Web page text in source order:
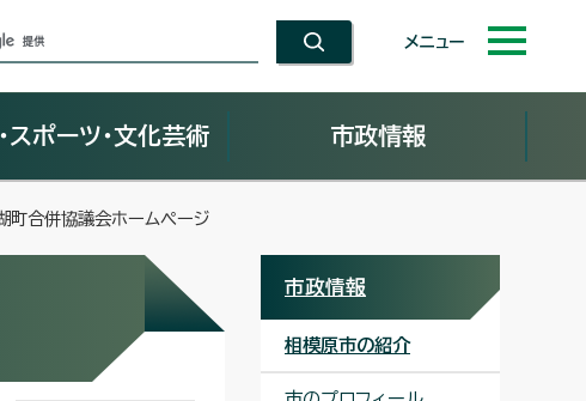
メニュー
スポーツ・文化芸術 市政情報
町合併協議会ホームページ
市政情報
相模原市の紹介